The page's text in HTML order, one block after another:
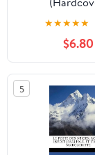
★★★★★
$6.80
5